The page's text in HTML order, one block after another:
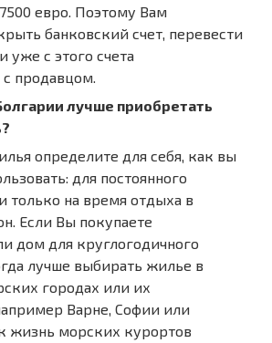
евро. Поэтому Вам
банковский счет, перевести
уже с этого счета
с продавцом.
лучше приобретать
определите для себя, как вы
для постоянного
только на время отдыха в
Если Вы покупаете
дом для круглогодичного
лучше выбирать жилье в
городах или их
Варне, Софии или
жизнь морских курортов